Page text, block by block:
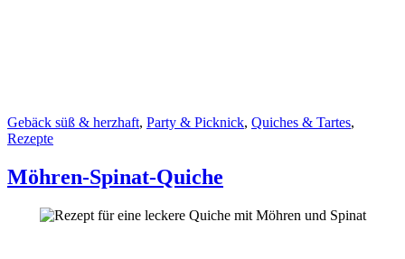
Gebäck süß & herzhaft, Party & Picknick, Quiches & Tartes,
Rezepte
Möhren-Spinat-Quiche